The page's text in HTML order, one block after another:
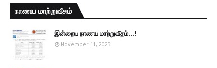
நாணய மாற்றுவீதம்
இன்றைய நாணய மாற்றுவீதம்...!
November 11, 2025